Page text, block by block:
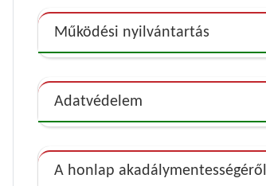
Működési nyilvántartás
Adatvédelem
A honlap akadálymentességéről